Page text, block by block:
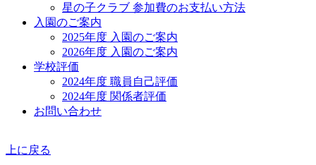
星の子クラブ 参加費のお支払い方法
入園のご案内
2025年度 入園のご案内
2026年度 入園のご案内
学校評価
2024年度 職員自己評価
2024年度 関係者評価
お問い合わせ
上に戻る